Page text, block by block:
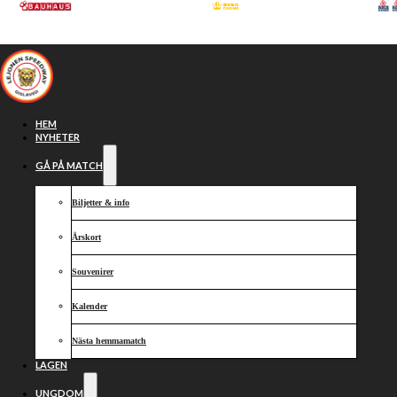
Hoppa till huvudinnehåll
HEM
NYHETER
GÅ PÅ MATCH
Biljetter & info
Årskort
Souvenirer
Kalender
Nästa hemmamatch
LAGEN
UNGDOM
Francis Gusts